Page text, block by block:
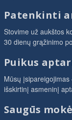
Patenkinti
Stovime už aukštos
30 dienų grąžinimo
Puikus
Mūsų
išskirtinį asmeninį
Saugūs